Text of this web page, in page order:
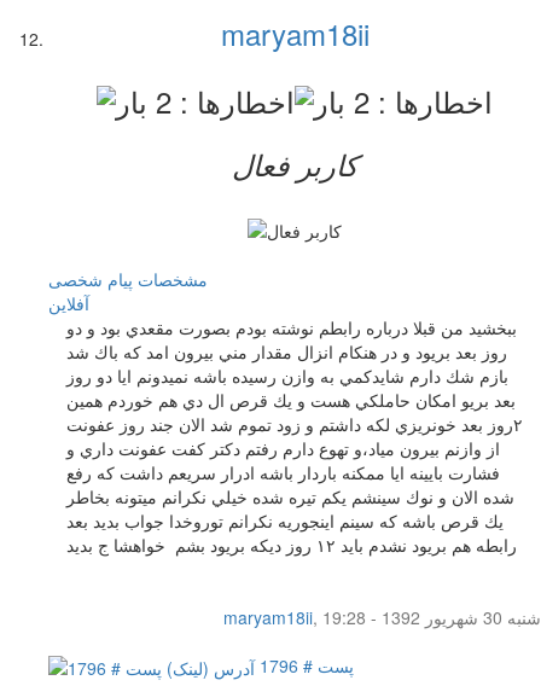
maryam18ii
کاربر فعال
مشخصات پیام شخصی
آفلاين
ببخشيد من قبلا درباره رابطم نوشته بودم بصورت مقعدي بود و دو
روز بعد بريود و در هنكام انزال مقدار مني بيرون امد كه باك شد
بازم شك دارم شايدكمي به وازن رسيده باشه نميدونم ايا دو روز
بعد بريو امكان حاملكي هست و يك قرص ال دي هم خوردم همين
٢روز بعد خونريزي لكه داشتم و زود تموم شد الان جند روز عفونت
از وازنم بيرون مياد،و تهوع دارم رفتم دكتر كفت عفونت داري و
فشارت بايينه ايا ممكنه باردار باشه ادرار سريعم داشت كه رفع
شده الان و نوك سينشم يكم تيره شده خيلي نكرانم ميتونه بخاطر
يك قرص باشه كه سينم اينجوريه نكرانم توروخدا جواب بديد بعد
رابطه هم بريود نشدم بايد ١٢ روز ديكه بريود بشم خواهشا ج بديد
maryam18ii,
شنبه 30 شهریور 1392 - 19:28
پست # 1796